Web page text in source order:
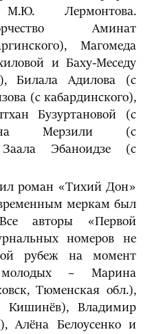
Лермонтова.
Аминат
Магомеда
и Баху-Меседу
Билала Адилова (с
(с кабардинского),
Бузуртановой (с
Мерзили (с
Эбаноидзе (с
роман «Тихий Дон»
меркам был
авторы «Первой
номеров не
рубеж на момент
молодых – Марина
Тюменская обл.),
Кишинёв), Владимир
Алёна Белоусенко и